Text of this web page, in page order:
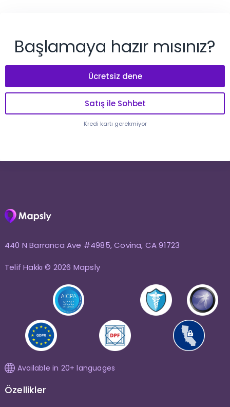
Başlamaya hazır mısınız?
Ücretsiz dene
Satış ile Sohbet
Kredi kartı gerekmiyor
440 N Barranca Ave #4985, Covina, CA 91723
Telif Hakkı © 2026 Mapsly
Available in 20+ languages
Özellikler